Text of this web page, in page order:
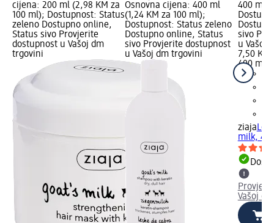
cijena: 200 ml (2,98 KM za
100 ml); Dostupnost: Status
zeleno Dostupno online,
Status sivo Provjerite
dostupnost u Vašoj dm
trgovini
Osnovna cijena: 400 ml
(1,24 KM za 100 ml);
Dostupnost: Status zeleno
Dostupno online, Status
sivo Provjerite dostupnost
u Vašoj dm trgovini
400 ml
sivo
u Vašoj
7,50 KM
400 ml
ziaja
milk,
Vašoj